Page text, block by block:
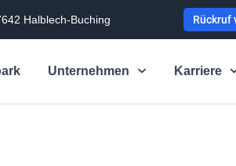
Halblech-Buching Rückruf
Unternehmen Karriere